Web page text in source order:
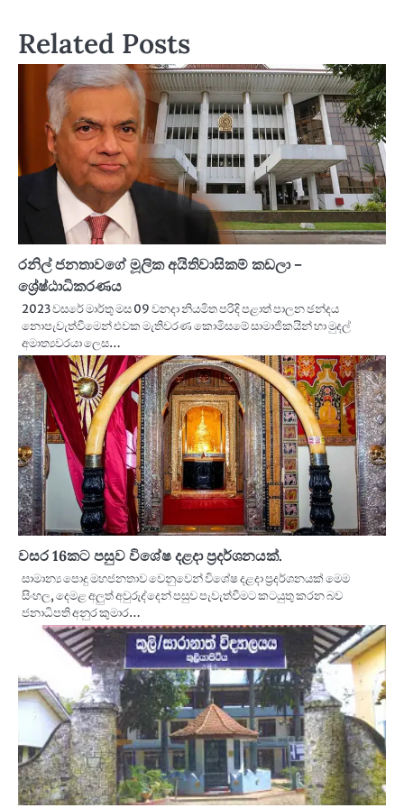
Related Posts
රනිල් ජනතාවගේ මූලික අයිතිවාසිකම් කඩලා –
ශ්‍රේෂ්ඨාධිකරණය
2023 වසරේ මාර්තු මස 09 වනදා නියමිත පරිදි පළාත් පාලන ඡන්දය
නොපැවැත්වීමෙන් එවක මැතිවරණ කොමිසමේ සාමාජිකයින් හා මුදල්
අමාත්‍යවරයා ලෙස…
වසර 16කට පසුව විශේෂ දළදා ප්‍රදර්ශනයක්.
සාමාන්‍ය පොදු මහජනතාව වෙනුවෙන් විශේෂ දළදා ප්‍රදර්ශනයක් මෙම
සිංහල, දෙමළ අලුත් අවුරුද්දෙන් පසුව පැවැත්වීමට කටයුතු කරන බව
ජනාධිපති අනුර කුමාර…